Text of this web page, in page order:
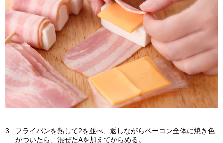
3.
フライパンを熱して2を並べ、返しながらベーコン全体に焼き色
がついたら、混ぜたAを加えてからめる。